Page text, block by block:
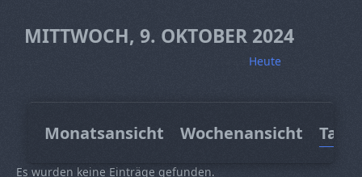
MITTWOCH, 9. OKTOBER 2024
Heute
Monatsansicht Wochenansicht
Es wurden keine Einträge gefunden.